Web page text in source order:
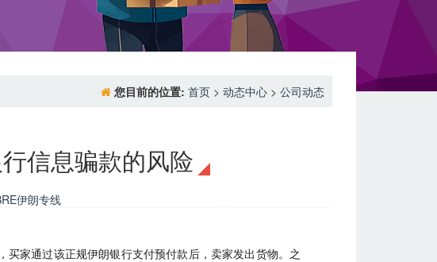
您目前的位置: 首页 > 动态中心 > 公司动态
信息骗款的风险
伊朗专线
家通过该正规伊朗银行支付预付款后，卖家发出货物。之